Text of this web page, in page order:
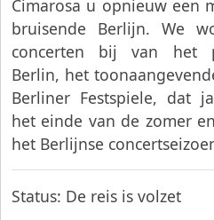
Cimarosa u opnieuw een
bruisende Berlijn. We
concerten bij van het
Berlin, het
Berliner Festspiele, dat
het einde van de zomer
het Berlijnse
Status: De reis is volzet